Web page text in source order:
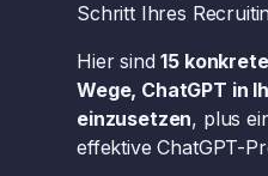
Schritt Ihres
Hier sind15
Wege, ChatGPT in
einzusetzen, plus
effektive ChatGPT-